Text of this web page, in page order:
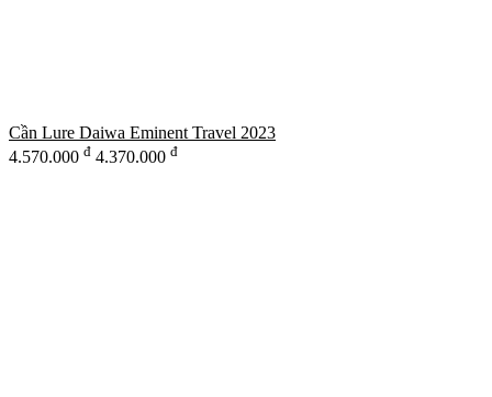
Cần Lure Daiwa Eminent Travel 2023
4.570.000 đ 4.370.000 đ